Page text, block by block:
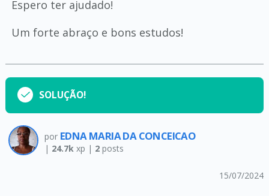
Espero ter ajudado!
Um forte abraço e bons estudos!
SOLUÇÃO!
por EDNA MARIA DA CONCEICAO
| 24.7kxp | 2posts
15/07/2024